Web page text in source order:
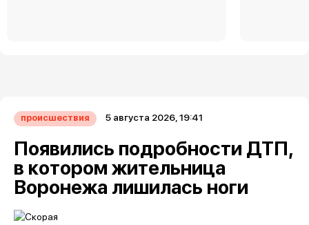
происшествия 5 августа 2026, 19:41
Появились подробности ДТП,
в котором жительница
Воронежа лишилась ноги